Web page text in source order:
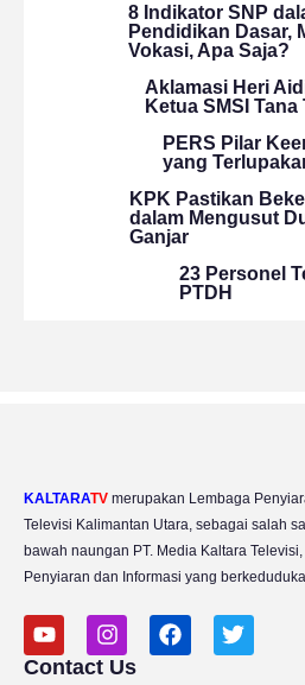
8 Indikator SNP
Pendidikan Dasar,
Vokasi, Apa Saja?
Aklamasi Heri
Ketua SMSI
PERS Pilar
yang
KPK Pastikan
dalam Mengusut
Ganjar
23 Personel
PTDH
KALTARATV merupakan Lembaga
Televisi Kalimantan Utara, sebagai salah
bawah naungan PT. Media Kaltara
Penyiaran dan Informasi yang
Y
o
u
I
n
s
F
a
T
w
Contact Us